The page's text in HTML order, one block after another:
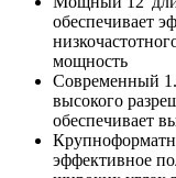
обеспечивает
мощность
Современный
высокого
обеспечивает
эффективное